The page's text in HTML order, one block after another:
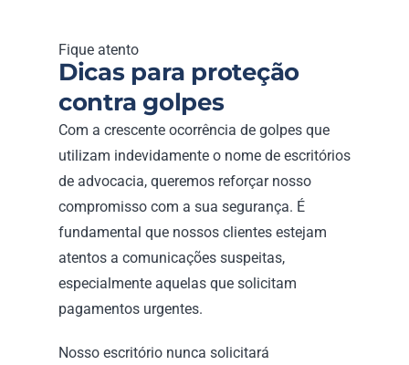
Fique atento
Dicas para proteção
contra golpes
Com a crescente ocorrência de golpes que
utilizam indevidamente o nome de escritórios
de advocacia, queremos reforçar nosso
compromisso com a sua segurança. É
fundamental que nossos clientes estejam
atentos a comunicações suspeitas,
especialmente aquelas que solicitam
pagamentos urgentes.
Nosso escritório nunca solicitará